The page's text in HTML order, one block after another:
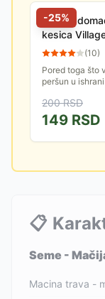
-25%
Peršun
kesica
(10)
Pored toga što
peršun u
korišćenja
200RSD
149 RSD
📋
Seme -
Macina trava -